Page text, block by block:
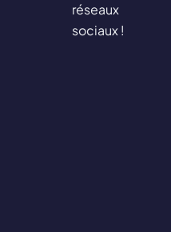
réseaux
sociaux !